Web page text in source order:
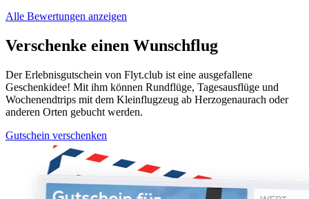
Alle Bewertungen anzeigen
Verschenke einen Wunschflug
Der Erlebnisgutschein von Flyt.club ist eine ausgefallene
Geschenkidee! Mit ihm können Rundflüge, Tagesausflüge und
Wochenendtrips mit dem Kleinflugzeug ab Herzogenaurach oder
anderen Orten gebucht werden.
Gutschein verschenken